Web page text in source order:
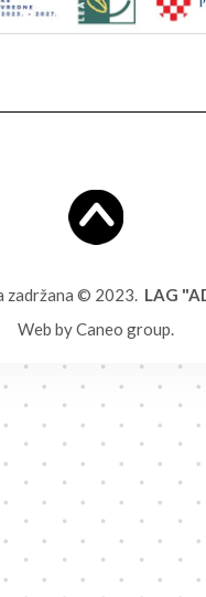
zadržana © 2023. LAG
Web byCaneo group.